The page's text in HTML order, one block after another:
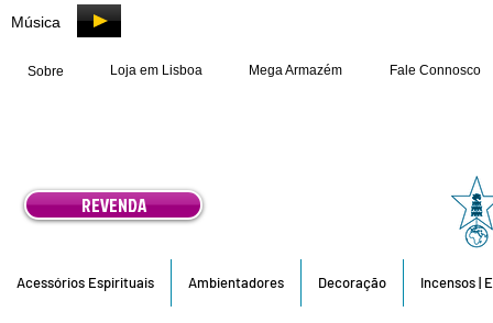
Música
Sobre Loja em Lisboa Mega Armazém Fale Connosco
REVENDA
Acessórios Espirituais Ambientadores Decoração Incensos |